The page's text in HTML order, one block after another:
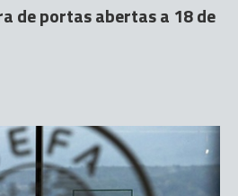
de portas abertas a 18 de